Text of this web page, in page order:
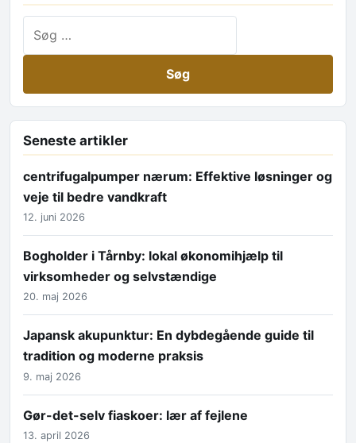
Seneste artikler
centrifugalpumper nærum: Effektive løsninger og
veje til bedre vandkraft
12. juni 2026
Bogholder i Tårnby: lokal økonomihjælp til
virksomheder og selvstændige
20. maj 2026
Japansk akupunktur: En dybdegående guide til
tradition og moderne praksis
9. maj 2026
Gør-det-selv fiaskoer: lær af fejlene
13. april 2026